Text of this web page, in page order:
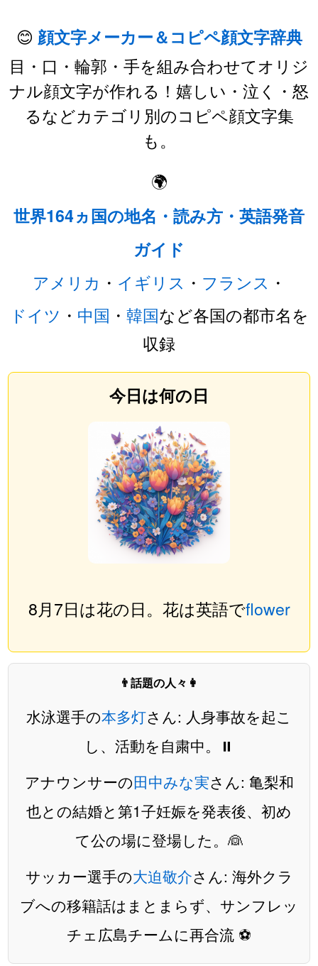
😊 顔文字メーカー＆コピペ顔文字辞典
目・口・輪郭・手を組み合わせてオリジ
ナル顔文字が作れる！嬉しい・泣く・怒
るなどカテゴリ別のコピペ顔文字集
も。
🌍
世界164ヵ国の地名・読み方・英語発音
ガイド
アメリカ ・ イギリス ・ フランス ・
ドイツ ・ 中国 ・ 韓国など各国の都市名を
収録
今日は何の日
8月7日は花の日。花は英語でflower
👨話題の人々👩
水泳選手の本多灯さん: 人身事故を起こ
し、活動を自粛中。⏸️
アナウンサーの田中みな実さん: 亀梨和
也との結婚と第1子妊娠を発表後、初め
て公の場に登場した。👰
サッカー選手の大迫敬介さん: 海外クラ
ブへの移籍話はまとまらず、サンフレッ
チェ広島チームに再合流 ⚽️